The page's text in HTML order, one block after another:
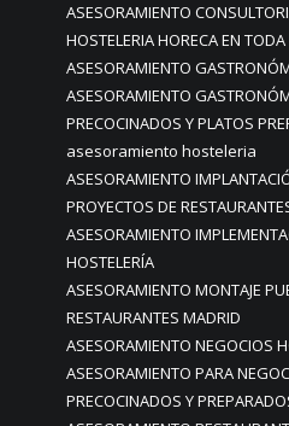
ASESORAMIENTO
HOSTELERIA HORECA EN
ASESORAMIENTO
ASESORAMIENTO
PRECOCINADOS Y PLATOS
asesoramiento hosteleria
ASESORAMIENTO
PROYECTOS DE
ASESORAMIENTO
HOSTELERÍA
ASESORAMIENTO MONTAJE
RESTAURANTES MADRID
ASESORAMIENTO NEGOCIOS
ASESORAMIENTO PARA
PRECOCINADOS Y